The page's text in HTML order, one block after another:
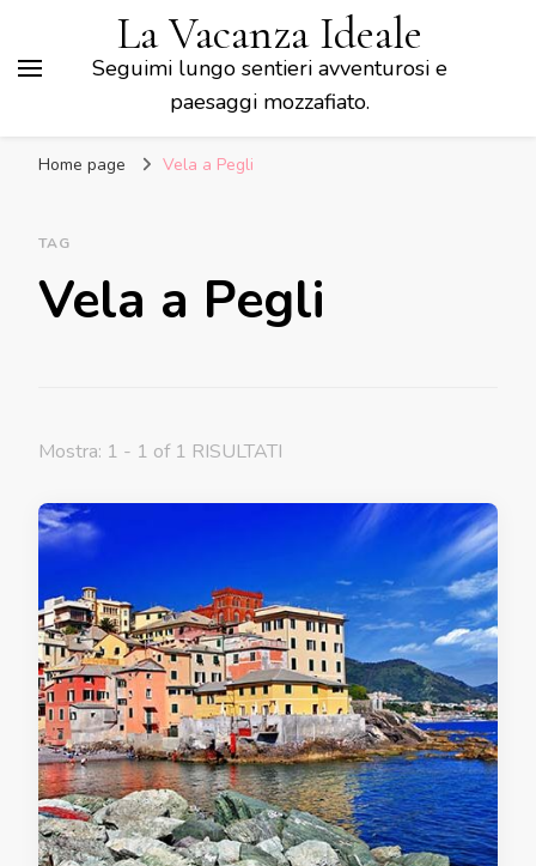
La Vacanza Ideale
Seguimi lungo sentieri avventurosi e
paesaggi mozzafiato.
Home page Vela a Pegli
TAG
Vela a Pegli
Mostra: 1 - 1 of 1 RISULTATI